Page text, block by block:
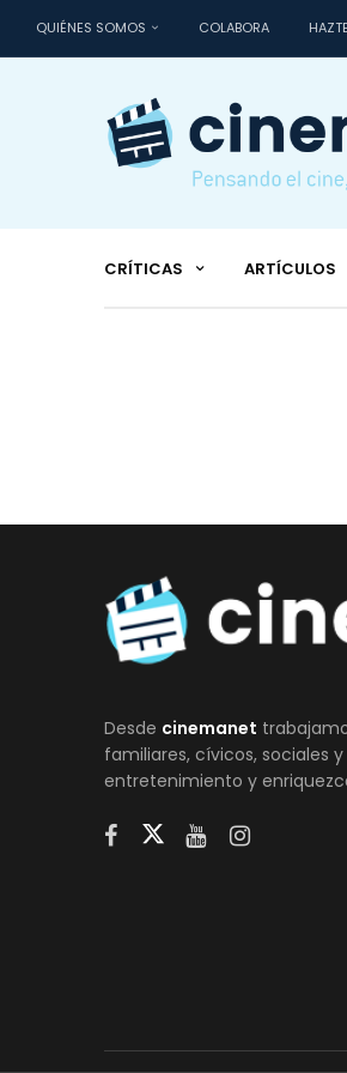
QUIÉNES SOMOS COLABORA
CRÍTICAS ARTÍCULOS
Desde cinemanet
familiares, cívicos, sociales
entretenimiento y